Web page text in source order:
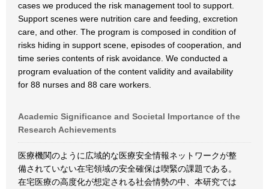
cases we produced the risk management tool to support.
Support scenes were nutrition care and feeding, excretion
care, and other. The program is composed in condition of
risks hiding in support scene, episodes of cooperation, and
time series contents of risk avoidance. We conducted a
program evaluation of the content validity and availability
for 88 nurses and 88 care workers.
Academic Significance and Societal Importance of the
Research Achievements
医療機関のように広域的な医療安全情報ネットワークが整
備されていない在宅領域の安全確保は喫緊の課題である。
在宅医療の高度化が想定される社会情勢の中、本研究では